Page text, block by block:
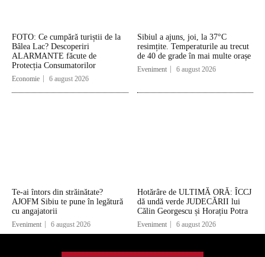
FOTO: Ce cumpără turiștii de la
Bâlea Lac? Descoperiri
ALARMANTE făcute de
Protecția Consumatorilor
Economie 6 august 2026
Sibiul a ajuns, joi, la 37°C
resimțite. Temperaturile au trecut
de 40 de grade în mai multe orașe
Eveniment 6 august 2026
Te-ai întors din străinătate?
AJOFM Sibiu te pune în legătură
cu angajatorii
Eveniment 6 august 2026
Hotărâre de ULTIMĂ ORĂ: ÎCCJ
dă undă verde JUDECĂRII lui
Călin Georgescu și Horațiu Potra
Eveniment 6 august 2026